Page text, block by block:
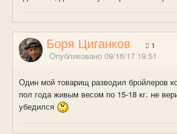
Боря Циганков 1
Опубликовано 09/16/17 19:51
Один мой товарищ разводил бройлеров
пол года живым весом по 15-18 кг. не
убедился